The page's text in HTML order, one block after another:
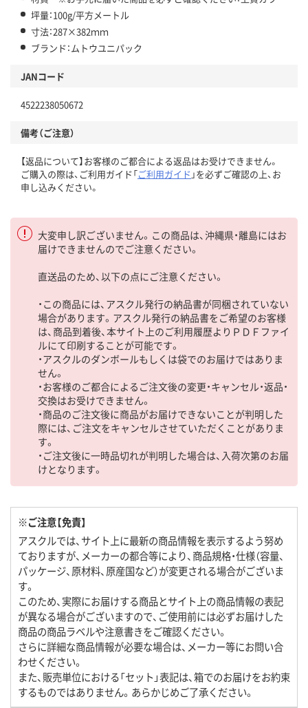
坪量：100g/平方メートル
寸法：287×382ｍｍ
ブランド：ムトウユニパック
JANコード
4522238050672
備考（ご注意）
【返品について】お客様のご都合による返品はお受けできません。
ご購入の際は、ご利用ガイド「ご利用ガイド 」を必ずご確認の上、お
申し込みください。
大変申し訳ございません。この商品は、沖縄県・離島にはお
届けできませんのでご注意ください。
直送品のため、以下の点にご注意ください。
・この商品には、アスクル発行の納品書が同梱されていない
場合があります。アスクル発行の納品書をご希望のお客様
は、商品到着後、本サイト上のご利用履歴よりＰＤＦファイ
ルにて印刷することが可能です。
・アスクルのダンボールもしくは袋でのお届けではありま
せん。
・お客様のご都合によるご注文後の変更・キャンセル・返品・
交換はお受けできません。
・商品のご注文後に商品がお届けできないことが判明した
際には、ご注文をキャンセルさせていただくことがありま
す。
・ご注文後に一時品切れが判明した場合は、入荷次第のお届
けとなります。
※ご注意【免責】
アスクルでは、サイト上に最新の商品情報を表示するよう努め
ておりますが、メーカーの都合等により、商品規格・仕様（容量、
パッケージ、原材料、原産国など）が変更される場合がございま
す。
このため、実際にお届けする商品とサイト上の商品情報の表記
が異なる場合がございますので、ご使用前には必ずお届けした
商品の商品ラベルや注意書きをご確認ください。
さらに詳細な商品情報が必要な場合は、メーカー等にお問い合
わせください。
また、販売単位における「セット」表記は、箱でのお届けをお約束
するものではありません。あらかじめご了承ください。